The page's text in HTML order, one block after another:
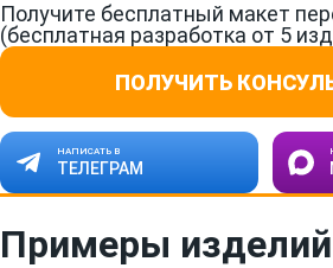
Получите бесплатный макет
(бесплатная разработка от 5
ПОЛУЧИТЬ
НАПИСАТЬ В
ТЕЛЕГРАМ
Примеры изделий